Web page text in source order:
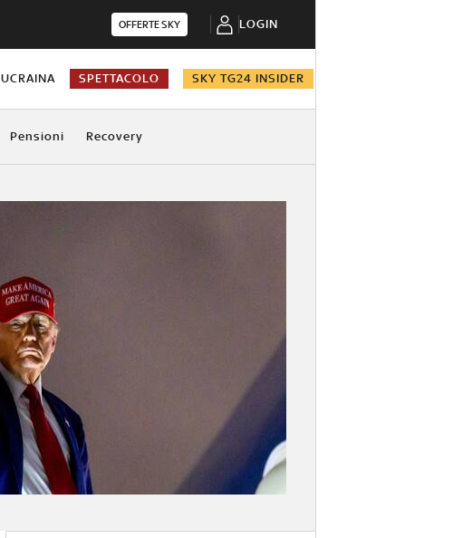
OFFERTE SKY LOGIN
UCRAINA SPETTACOLO SKY TG24 INSIDER
Pensioni Recovery